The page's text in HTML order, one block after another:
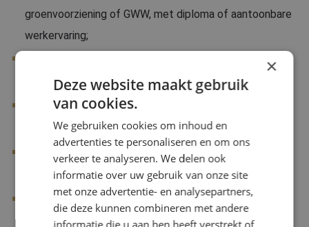
groenvoorziening of GWW, met diploma of aantoonbare
werkervaring;
Ervaring als Technisch Manager (IPM rol) op UAV-gc
projecten aan de aannemerskant;
Ervaring in de samenwerking met Rijkswaterstaat als
opdrachtgever;
Inhoudelijke kennis van de civieltechnische objecten als
bruggen, sluizen en verhardingen;
Analytisch vermogen en sterke communicatieve
vaardigheden;
×
Deze website maakt gebruik
van cookies.
We gebruiken cookies om inhoud en
advertenties te personaliseren en om ons
verkeer te analyseren. We delen ook
informatie over uw gebruik van onze site
met onze advertentie- en analysepartners,
die deze kunnen combineren met andere
informatie die u aan hen heeft verstrekt of